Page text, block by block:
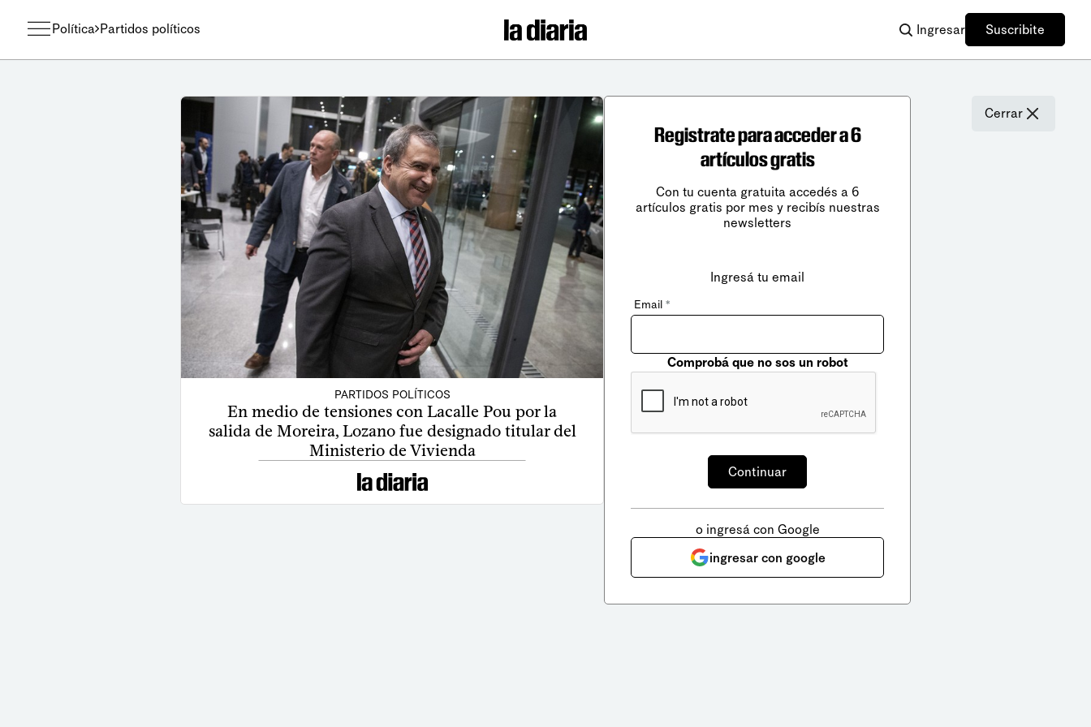
Política Partidos políticos Ingresar Suscribite
PARTIDOS POLÍTICOS
En medio de tensiones con Lacalle Pou por la
salida de Moreira, Lozano fue designado titular del
Ministerio de Vivienda
Cerrar
Registrate para acceder a 6
artículos gratis
Con tu cuenta gratuita accedés a 6
artículos gratis por mes y recibís nuestras
newsletters
Ingresá tu email
Email *
Comprobá que no sos un robot
o ingresá con Google
ingresar con google